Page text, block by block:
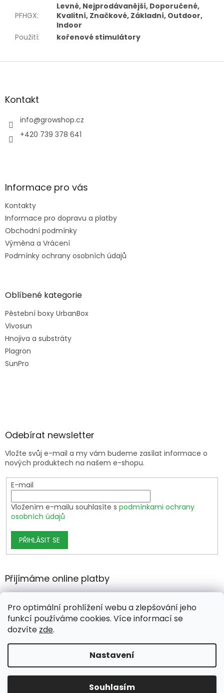
Pro optimální prohlížení webu a zlepšování jeho
funkcí používáme cookies. Více informací se
dozvíte zde.
Nastavení
Souhlasím
PFHGX:
Levné, Nejprodávanější, Doporučené,
Kvalitní, Značkové, Základní, Outdoor,
Indoor
Použití: kořenové stimulátory
Z
aKontakt
info@growshop.cz
+420 739 378 641
Informace pro vás
Kontakty
Informace pro dopravu a platby
Obchodní podmínky
Výměna a Vrácení
Podmínky ochrany osobních údajů
Oblíbené kategorie
Pěstební boxy UrbanBox
Vivosun
Hnojiva a substráty
Plagron
SunPro
Odebírat newsletter
Vložte svůj e-mail a my vám budeme zasílat informace o
nových produktech na našem e-shopu.
E-mail
Vložením e-mailu souhlasíte s podmínkami ochrany
osobních údajů
PŘIHLÁSIT SE
Přijímáme online platby
Vytvořil Shoptet Premium
Copyright 2026growshop.cz. Všechna práva vyhrazena.
Upravit nastavení cookies